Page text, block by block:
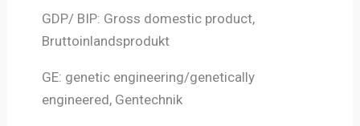
GDP/ BIP: Gross domestic product,
Bruttoinlandsprodukt
GE: genetic engineering/genetically
engineered, Gentechnik